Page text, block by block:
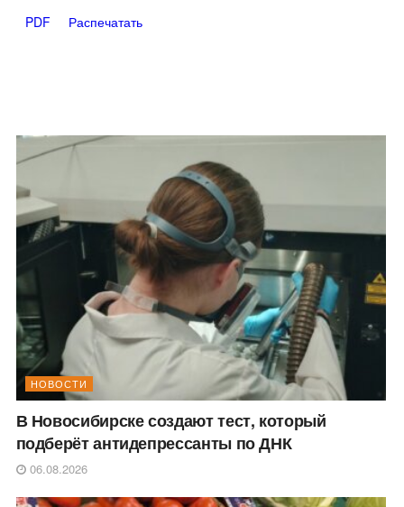
PDF Распечатать
НОВОСТИ
В Новосибирске создают тест, который
подберёт антидепрессанты по ДНК
06.08.2026